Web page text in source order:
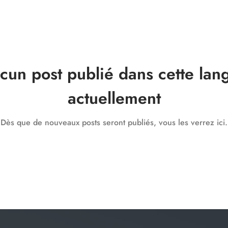
post publié dans cette
actuellement
Dès que de nouveaux posts seront publiés, vous les verrez ici.